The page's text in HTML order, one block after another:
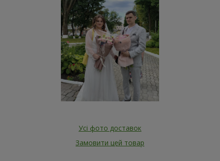
Усі фото доставок
Замовити цей товар